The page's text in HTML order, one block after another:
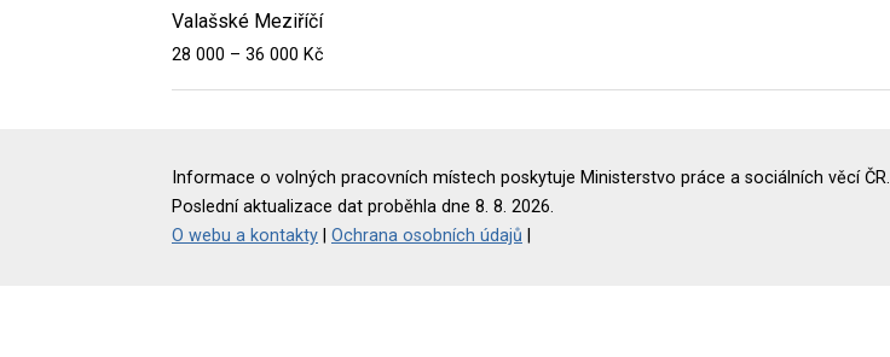
Valašské Meziříčí
28 000 – 36 000 Kč
Informace o volných pracovních místech poskytuje Ministerstvo práce a sociálních věcí ČR.
Poslední aktualizace dat proběhla dne 8. 8. 2026.
O webu a kontakty
Ochrana osobních údajů